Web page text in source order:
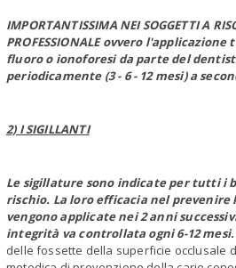
IMPORTANTISSIMA NEI SOGGETTI A
PROFESSIONALE ovvero
fluoro o ionoforesi da parte del
periodicamente (3 - 6 - 12 mesi) a
2) I SIGILLANTI
Le sigillature sono indicate per tutti i
rischio. La loro efficacia nel prevenire
vengono applicate nei 2 anni
integrità va controllata ogni 6-12 mesi.
delle fossette della superficie occlusale